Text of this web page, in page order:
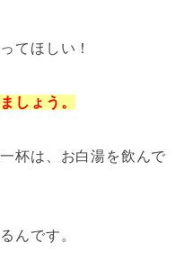
てほしい！
しょう。
杯は、お白湯を飲んで
んです。